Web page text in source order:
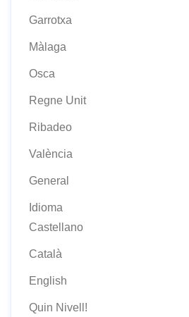
Garrotxa
Màlaga
Osca
Regne Unit
Ribadeo
València
General
Idioma
Castellano
Català
English
Quin Nivell!